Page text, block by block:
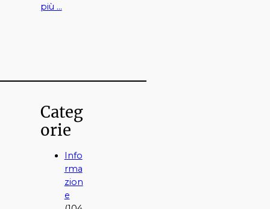
più …
Categ
orie
Info
rma
zion
e